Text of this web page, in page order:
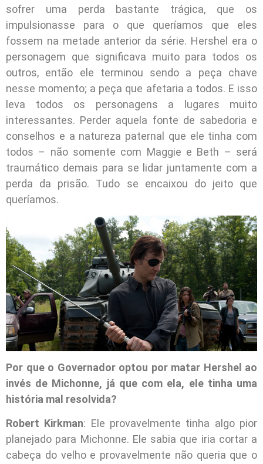
sofrer uma perda bastante trágica, que os
impulsionasse para o que queríamos que eles
fossem na metade anterior da série. Hershel era o
personagem que significava muito para todos os
outros, então ele terminou sendo a peça chave
nesse momento; a peça que afetaria a todos. E isso
leva todos os personagens a lugares muito
interessantes. Perder aquela fonte de sabedoria e
conselhos e a natureza paternal que ele tinha com
todos – não somente com Maggie e Beth – será
traumático demais para se lidar juntamente com a
perda da prisão. Tudo se encaixou do jeito que
queríamos.
Por que o Governador optou por matar Hershel ao
invés de Michonne, já que com ela, ele tinha uma
história mal resolvida?
Robert Kirkman: Ele provavelmente tinha algo pior
planejado para Michonne. Ele sabia que iria cortar a
cabeça do velho e provavelmente não queria que o